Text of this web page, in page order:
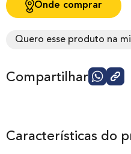
Onde comprar
Quero esse produto na
Compartilhar
Características do